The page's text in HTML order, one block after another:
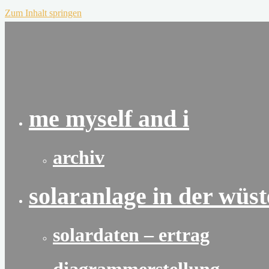
Zum Inhalt springen
me myself and i
archiv
solaranlage in der
solardaten – ertrag